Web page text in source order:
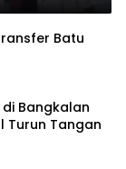
Batu
Bangkalan
Turun Tangan